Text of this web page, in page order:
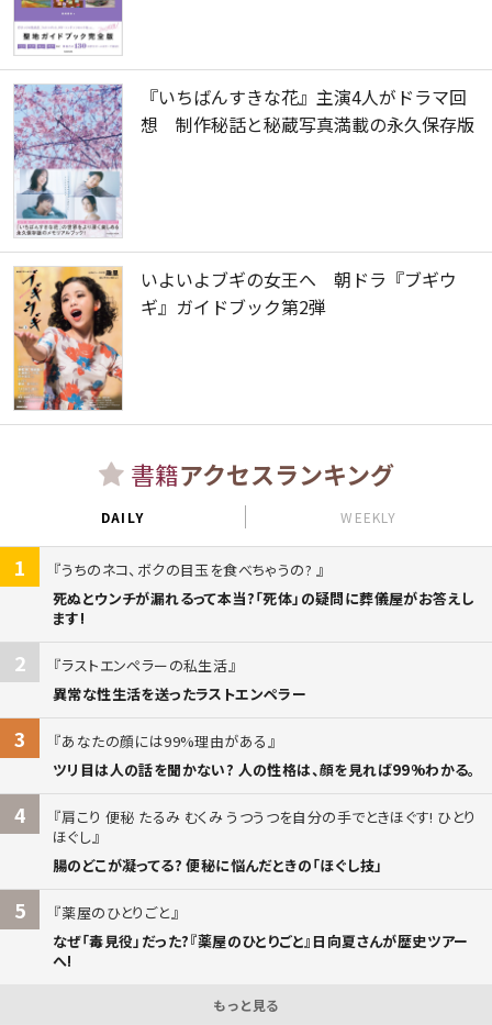
『いちばんすきな花』主演4人がドラマ回
想 制作秘話と秘蔵写真満載の永久保存版
いよいよブギの女王へ 朝ドラ『ブギウ
ギ』ガイドブック第2弾
書籍アクセスランキング
DAILY WEEKLY
1
うちのネコ、ボクの目玉を食べちゃうの?
死ぬとウンチが漏れるって本当?「死体」の疑問に葬儀屋がお答えし
ます!
2
ラストエンペラーの私生活
異常な性生活を送ったラストエンペラー
3
あなたの顔には99%理由がある
ツリ目は人の話を聞かない? 人の性格は、顔を見れば99%わかる。
4
肩こり 便秘 たるみ むくみ うつうつを自分の手でときほぐす! ひとり
ほぐし
腸のどこが凝ってる? 便秘に悩んだときの「ほぐし技」
5
薬屋のひとりごと
なぜ「毒見役」だった?『薬屋のひとりごと』日向夏さんが歴史ツアー
へ!
もっと見る